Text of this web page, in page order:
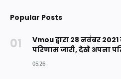
Popular Posts
Vmou द्वारा 28 नवंबर
परिणाम जारी, देखे अपना